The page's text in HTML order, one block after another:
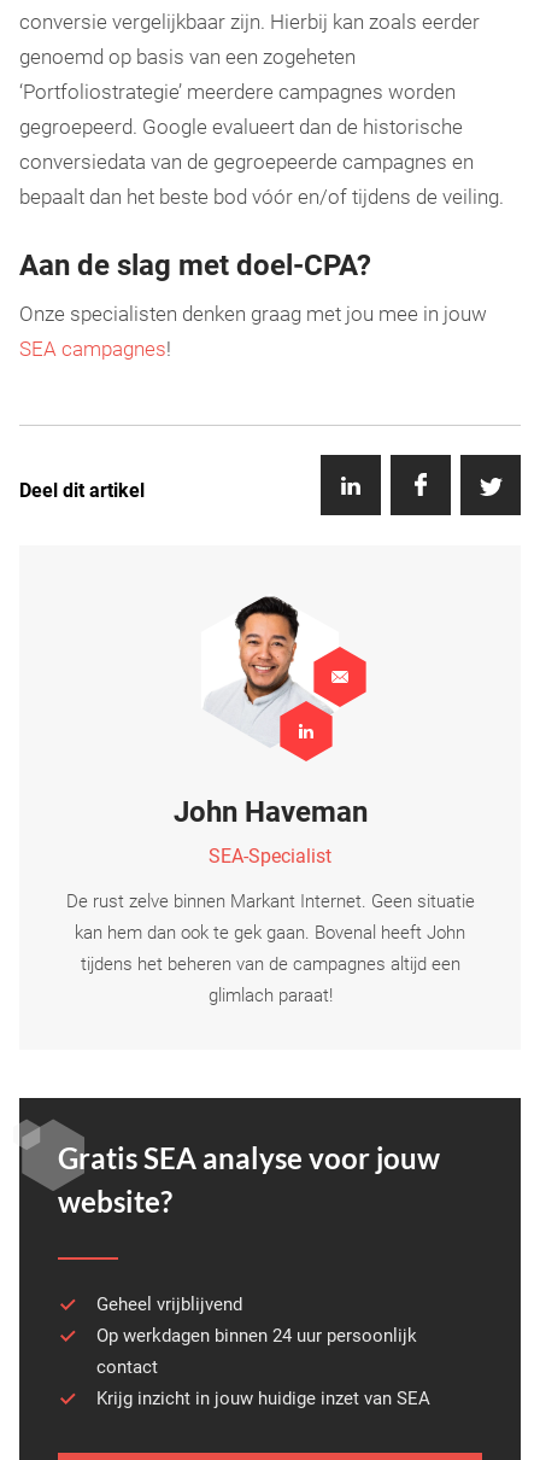
conversie vergelijkbaar zijn. Hierbij kan zoals eerder
genoemd op basis van een zogeheten
‘Portfoliostrategie’ meerdere campagnes worden
gegroepeerd. Google evalueert dan de historische
conversiedata van de gegroepeerde campagnes en
bepaalt dan het beste bod vóór en/of tijdens de veiling.
Aan de slag met doel-CPA?
Onze specialisten denken graag met jou mee in jouw
SEA campagnes!
Deel dit artikel
John Haveman
SEA-Specialist
De rust zelve binnen Markant Internet. Geen situatie
kan hem dan ook te gek gaan. Bovenal heeft John
tijdens het beheren van de campagnes altijd een
glimlach paraat!
Gratis SEA analyse voor jouw
website?
Geheel vrijblijvend
Op werkdagen binnen 24 uur persoonlijk
contact
Krijg inzicht in jouw huidige inzet van SEA